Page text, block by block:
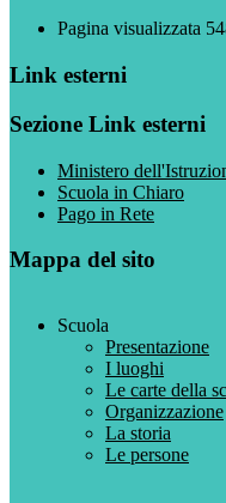
Pagina visualizzata
Link esterni
Sezione Link esterni
Ministero
Scuola in Chiaro
Pago in Rete
Mappa del sito
Scuola
Presentazione
I luoghi
Le carte della
Organizzazione
La storia
Le persone